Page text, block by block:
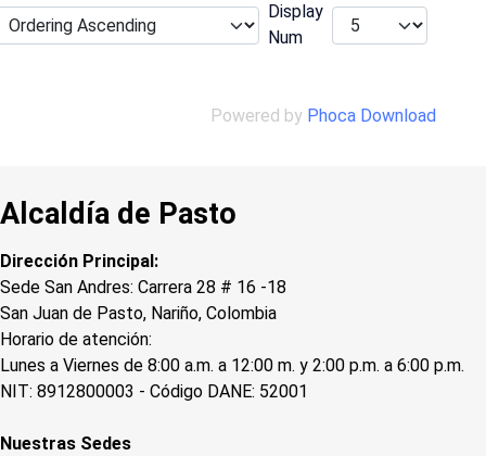
Display
Num
Powered by Phoca Download
Alcaldía de Pasto
Dirección Principal:
Sede San Andres: Carrera 28 # 16 -18
San Juan de Pasto, Nariño, Colombia
Horario de atención:
Lunes a Viernes de 8:00 a.m. a 12:00 m. y 2:00 p.m. a 6:00 p.m.
NIT: 8912800003 - Código DANE: 52001
Nuestras Sedes